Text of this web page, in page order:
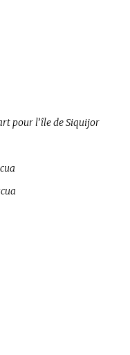
pour l’île de Siquijor